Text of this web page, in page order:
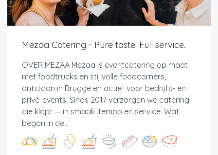
Mezaa Catering - Pure taste. Full service.
OVER MEZAA Mezaa is eventcatering op maat
met foodtrucks en stijlvolle foodcorners,
ontstaan in Brugge en actief voor bedrijfs- en
privé-events. Sinds 2017 verzorgen we catering
die klopt — in smaak, tempo en service. Wat
begon in de...